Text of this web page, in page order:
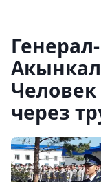
Человек
через